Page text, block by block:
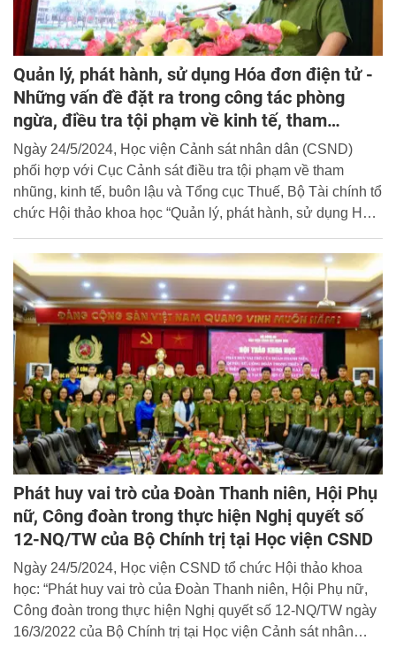
Quản lý, phát hành, sử dụng Hóa đơn điện tử -
Những vấn đề đặt ra trong công tác phòng
ngừa, điều tra tội phạm về kinh tế, tham
nhũng, buôn lậu trong tình hình hiện nay
Ngày 24/5/2024, Học viện Cảnh sát nhân dân (CSND)
phối hợp với Cục Cảnh sát điều tra tội phạm về tham
nhũng, kinh tế, buôn lậu và Tổng cục Thuế, Bộ Tài chính tổ
chức Hội thảo khoa học “Quản lý, phát hành, sử dụng Hóa
ngừa, điều tra tội phạm về kinh tế, tham nhũng, buôn lậu
trong tình hình hiện nay”.
Phát huy vai trò của Đoàn Thanh niên, Hội Phụ
nữ, Công đoàn trong thực hiện Nghị quyết số
12-NQ/TW của Bộ Chính trị tại Học viện CSND
Ngày 24/5/2024, Học viện CSND tổ chức Hội thảo khoa
học: “Phát huy vai trò của Đoàn Thanh niên, Hội Phụ nữ,
Công đoàn trong thực hiện Nghị quyết số 12-NQ/TW ngày
16/3/2022 của Bộ Chính trị tại Học viện Cảnh sát nhân